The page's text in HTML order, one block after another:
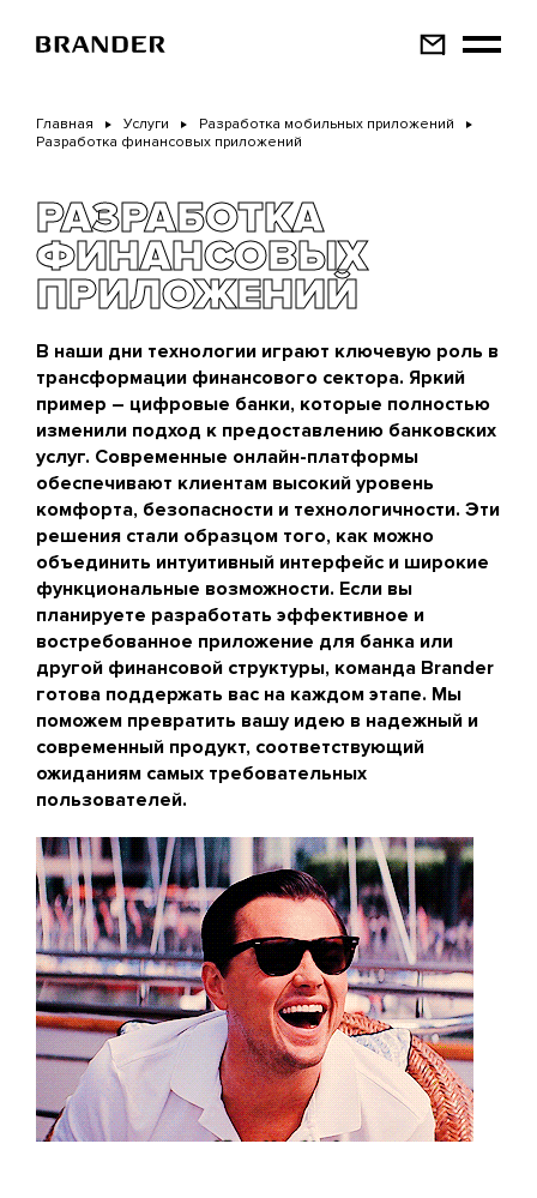
основному
Главная Услуги
Разработка мобильных приложений
Разработка финансовых приложений
РАЗРАБОТКА
ФИНАНСОВЫХ
ПРИЛОЖЕНИЙ
В наши дни технологии играют ключевую роль в
трансформации финансового сектора. Яркий
пример – цифровые банки, которые полностью
изменили подход к предоставлению банковских
услуг. Современные онлайн-платформы
обеспечивают клиентам высокий уровень
комфорта, безопасности и технологичности. Эти
решения стали образцом того, как можно
объединить интуитивный интерфейс и широкие
функциональные возможности. Если вы
планируете разработать эффективное и
востребованное приложение для банка или
другой финансовой структуры, команда Brander
готова поддержать вас на каждом этапе. Мы
поможем превратить вашу идею в надежный и
современный продукт, соответствующий
ожиданиям самых требовательных
пользователей.